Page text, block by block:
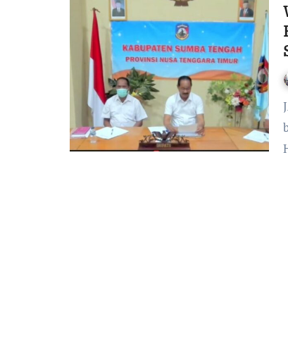
JAKARTA, TEMPUSDEI.ID-Sejak Desember 2021 sampai